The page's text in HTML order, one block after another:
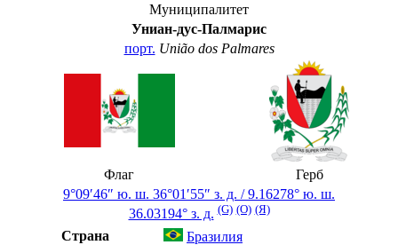
Муниципалитет
Униан-дус-Палмарис
порт. União dos Palmares
Флаг
Герб
9°09′46″ ю. ш. 36°01′55″ з. д. /9.16278° ю. ш.
36.03194° з. д. (G) (O) (Я)
Страна
Бразилия